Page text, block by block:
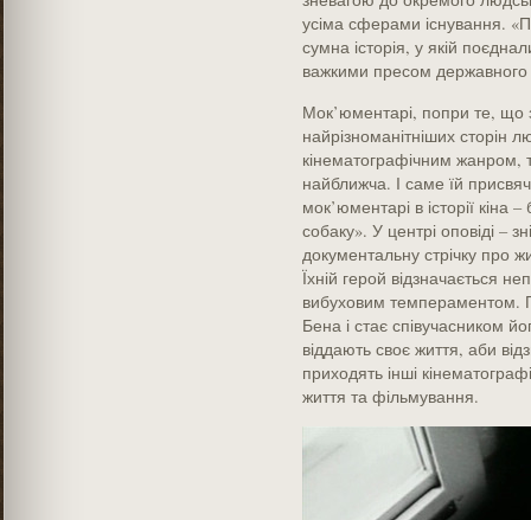
усіма сферами існування.
сумна історія, у якій
важкими пресом державного
Мок’юментарі, попри те, що
найрізноманітніших сторін
кінематографічним жанром,
найближча. І саме їй
мок’юментарі в історії кіна
собаку». У центрі оповіді –
документальну стрічку про
Їхній герой відзначається
вибуховим темпераментом.
Бена і стає співучасником
віддають своє життя, аби
приходять інші
життя та фільмування.